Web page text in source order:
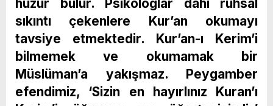
huzur bulur. Psikologlar dahi ruhsal
sıkıntı çekenlere Kur’an okumayı
tavsiye etmektedir. Kur’an-ı Kerim’i
bilmemek ve okumamak bir
Müslüman’a yakışmaz. Peygamber
efendimiz, ‘Sizin en hayırlınız Kuran’ı